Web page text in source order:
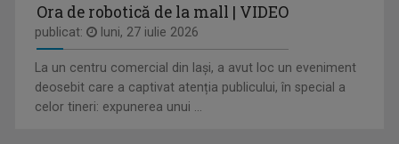
HORIA GUMENI
Prezintă emisiunea de folclor „Cântec și ...
Ora de robotică de la mall | VIDEO
publicat: luni, 27 iulie 2026
La un centru comercial din Iași, a avut loc un eveniment
deosebit care a captivat atenția publicului, în special a
celor tineri: expunerea unui ...